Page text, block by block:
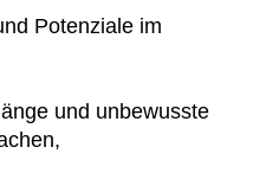
Potenziale im
und unbewusste